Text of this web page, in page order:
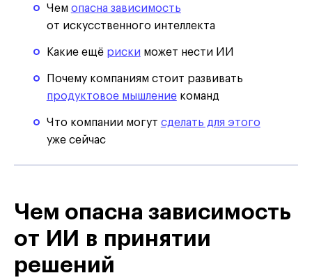
Чем опасна зависимость
от искусственного интеллекта
Какие ещё риски может нести ИИ
Почему компаниям стоит развивать
продуктовое мышлениекоманд
Что компании могут сделать для этого
уже сейчас
Чем опасна зависимость
от ИИ в принятии
решений